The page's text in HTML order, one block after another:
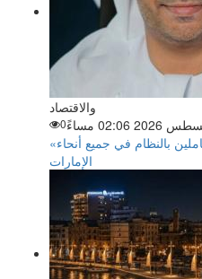
والاقتصاد
0
«الاتحادية للضرائب»: زيادة المتعاملين بالنظام في جميع أنحاء
الإمارات